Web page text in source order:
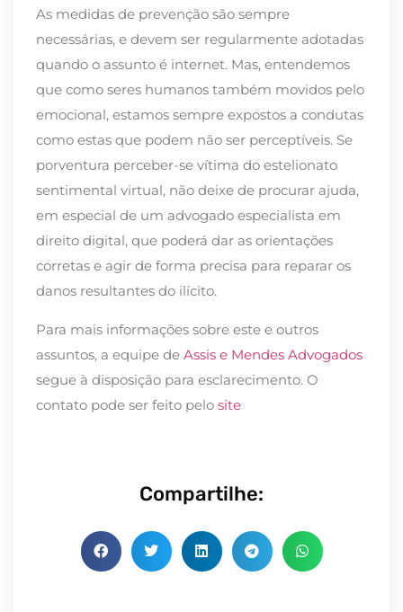
As medidas de prevenção são sempre
necessárias, e devem ser regularmente adotadas
quando o assunto é internet. Mas, entendemos
que como seres humanos também movidos pelo
emocional, estamos sempre expostos a condutas
como estas que podem não ser perceptíveis. Se
porventura perceber-se vítima do estelionato
sentimental virtual, não deixe de procurar ajuda,
em especial de um advogado especialista em
direito digital, que poderá dar as orientações
corretas e agir de forma precisa para reparar os
danos resultantes do ilícito.
Para mais informações sobre este e outros
assuntos, a equipe de Assis e Mendes Advogados
segue à disposição para esclarecimento. O
contato pode ser feito pelo site
Compartilhe: